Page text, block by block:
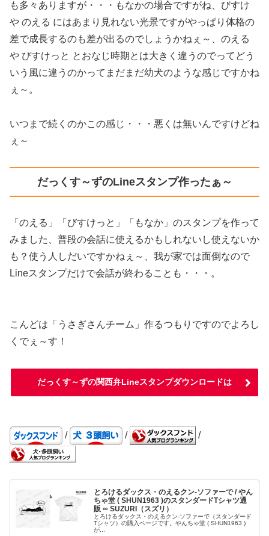
も多々ありますが・・・もなかの場合ですがね、びすけ
や のえる にはあまり見れない光景ですがやっぱり体格の
差で成長するのも差が出るのでしょうかねぇ～、のえる
や びすけっと とおなじ時期とは大きく違うのでってどう
いう風に違うのかってまだまだ幼犬のような感じですかね
ぇ～。
いつまで続くのかこの感じ・・・悪くは無いんですけどね
ぇ～
だっくす～ずのLineスタンプ作ったぁ～
「のえる」「びすけっと」「もなか」のスタンプを作って
みました、普段の会話に使えるかもしれないし使えないか
も？使う人しだいですかねぇ～、我が家では面倒なので
Lineスタンプだけで会話が終わることも・・・。
こんどは「うさぎさんチーム」作るつもりですのでよろし
くでぇ～す！
だっくす～ずの関西弁Lineスタンプダウンロードは
/ / /
とろけるダックス・のえるクン-ソファーで / やん
ちゃ堂 ( SHUN1963 )のスタンダードTシャツ通
販 ∞ SUZURI（スズリ）
とろけるダックス・のえるクン-ソファーで（スタンダード
Tシャツ）の購入ページです。やんちゃ堂 ( SHUN1963 )
が...